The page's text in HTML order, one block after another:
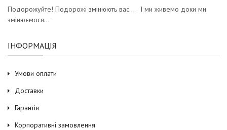
Подорожуйте! Подорожі змінюють вас… І ми живемо доки ми
змінюємося…
ІНФОРМАЦІЯ
Умови оплати
Доставки
Гарантія
Корпоративні замовлення